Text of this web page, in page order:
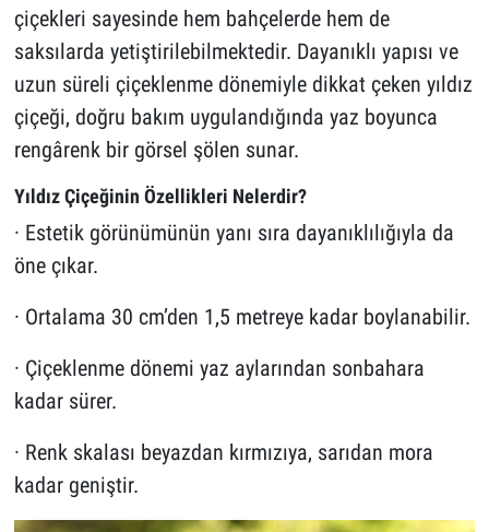
çiçekleri sayesinde hem bahçelerde hem de
saksılarda yetiştirilebilmektedir. Dayanıklı yapısı ve
uzun süreli çiçeklenme dönemiyle dikkat çeken yıldız
çiçeği, doğru bakım uygulandığında yaz boyunca
rengârenk bir görsel şölen sunar.
Yıldız Çiçeğinin Özellikleri Nelerdir?
· Estetik görünümünün yanı sıra dayanıklılığıyla da
öne çıkar.
· Ortalama 30 cm’den 1,5 metreye kadar boylanabilir.
· Çiçeklenme dönemi yaz aylarından sonbahara
kadar sürer.
· Renk skalası beyazdan kırmızıya, sarıdan mora
kadar geniştir.